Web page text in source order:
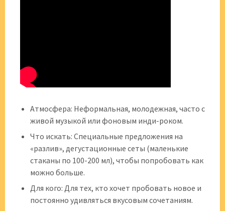
Атмосфера: Неформальная, молодежная, часто с
живой музыкой или фоновым инди-роком.
Что искать: Специальные предложения на
«разлив», дегустационные сеты (маленькие
стаканы по 100-200 мл), чтобы попробовать как
можно больше.
Для кого: Для тех, кто хочет пробовать новое и
постоянно удивляться вкусовым сочетаниям.